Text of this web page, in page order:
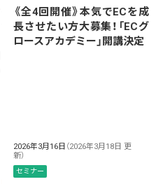
《全4回開催》本気でECを成
長させたい方大募集！「ECグ
ロースアカデミー」開講決定
2026年3月16日 （2026年3月18日 更
新）
セミナー